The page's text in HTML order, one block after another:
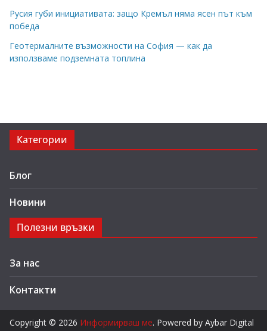
Русия губи инициативата: защо Кремъл няма ясен път към
победа
Геотермалните възможности на София — как да
използваме подземната топлина
Категории
Блог
Новини
Полезни връзки
За нас
Контакти
Copyright © 2026 Информирваш ме. Powered by Aybar Digital